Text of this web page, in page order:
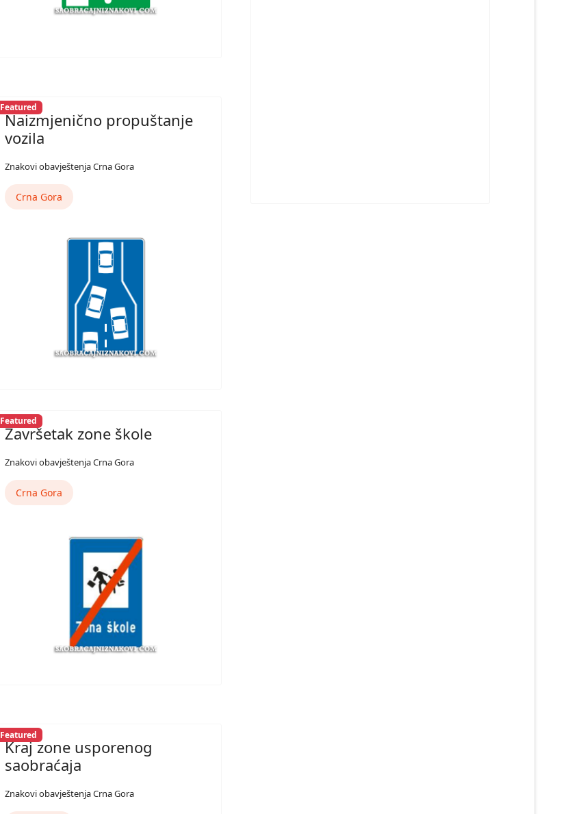
Featured
Naizmjenično propuštanje
vozila
Znakovi obavještenja Crna Gora
Crna Gora
Featured
Završetak zone škole
Znakovi obavještenja Crna Gora
Crna Gora
Featured
Kraj zone usporenog
saobraćaja
Znakovi obavještenja Crna Gora